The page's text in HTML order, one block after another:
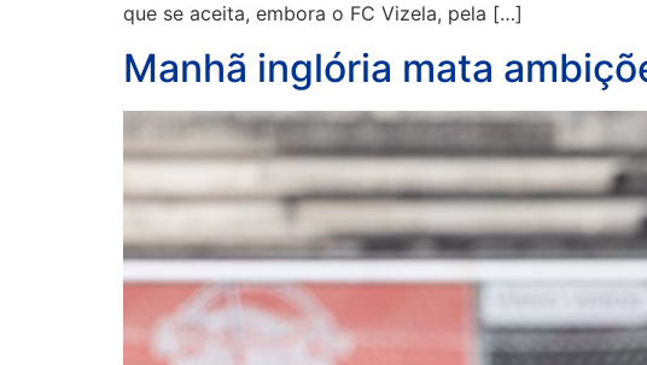
que se aceita, embora o FC Vizela, pela […]
Manhã inglória mata